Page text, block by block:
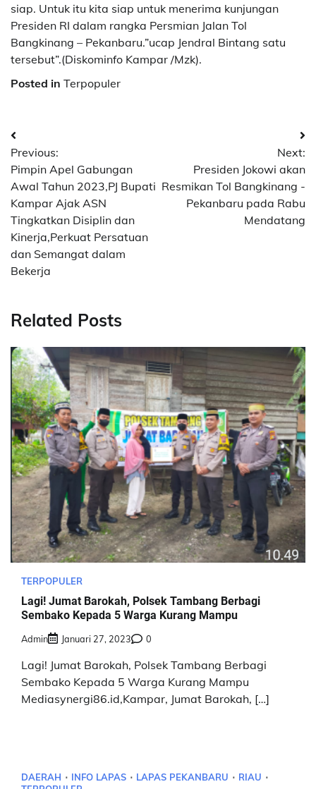
siap. Untuk itu kita siap untuk menerima kunjungan
Presiden RI dalam rangka Persmian Jalan Tol
Bangkinang – Pekanbaru.”ucap Jendral Bintang satu
tersebut”.(Diskominfo Kampar /Mzk).
Posted in Terpopuler
Navigasi
pos
Previous:
Pimpin Apel Gabungan
Awal Tahun 2023,PJ Bupati
Kampar Ajak ASN
Tingkatkan Disiplin dan
Kinerja,Perkuat Persatuan
dan Semangat dalam
Bekerja
Next:
Presiden Jokowi akan
Resmikan Tol Bangkinang -
Pekanbaru pada Rabu
Mendatang
Related Posts
TERPOPULER
Lagi! Jumat Barokah, Polsek Tambang Berbagi
Sembako Kepada 5 Warga Kurang Mampu
Admin Januari 27, 2023 0
Lagi! Jumat Barokah, Polsek Tambang Berbagi
Sembako Kepada 5 Warga Kurang Mampu
Mediasynergi86.id,Kampar, Jumat Barokah, […]
DAERAH INFO LAPAS LAPAS PEKANBARU
RIAU